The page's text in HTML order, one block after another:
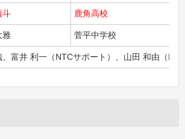
斗 鹿角高校
雅 菅平中学校
、富井 利一（NTCサポート）、山田 和由（